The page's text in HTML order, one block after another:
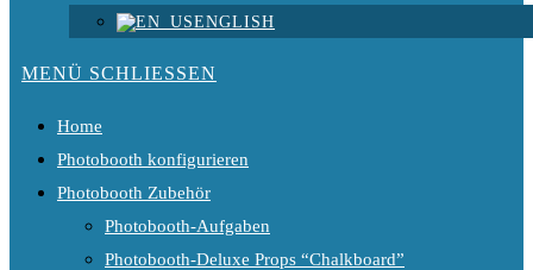
ENGLISH
MENÜ SCHLIESSEN
Home
Photobooth konfigurieren
Photobooth Zubehör
Photobooth-Aufgaben
Photobooth-Deluxe Props “Chalkboard”